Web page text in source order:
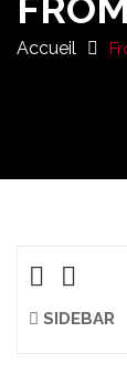
Accueil
SIDEBAR